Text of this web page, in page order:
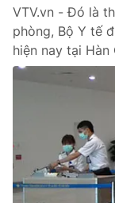
Liên hệ tòa
Theo dõi báo trên
Cơ quan chủ quản:
VTV.vn - Đó là
phòng, Bộ Y tế
hiện nay tại Hàn